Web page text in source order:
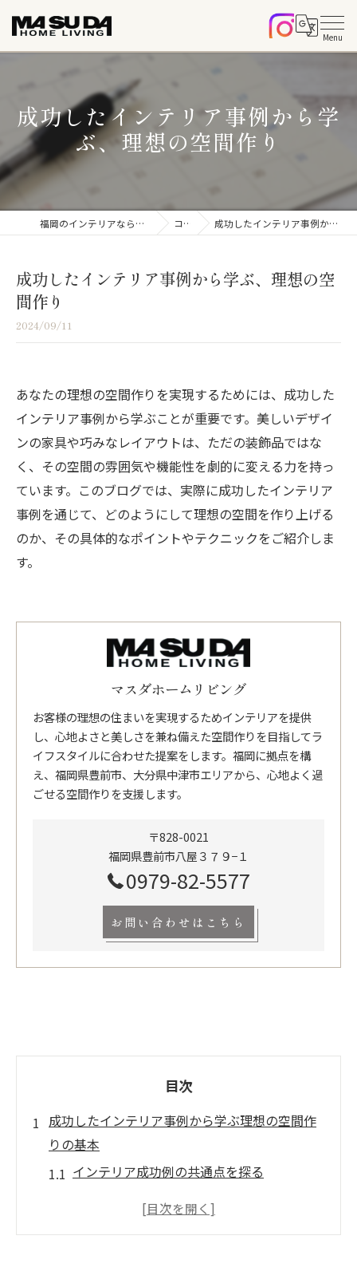
成功したインテリア事例から学
ぶ、理想の空間作り
福岡のインテリアならマスダホームリビング コラム 成功したインテリア事例から学ぶ、理想の空間作り
成功したインテリア事例から学ぶ、理想の空
間作り
2024/09/11
あなたの理想の空間作りを実現するためには、成功した
インテリア事例から学ぶことが重要です。美しいデザイ
ンの家具や巧みなレイアウトは、ただの装飾品ではな
く、その空間の雰囲気や機能性を劇的に変える力を持っ
ています。このブログでは、実際に成功したインテリア
事例を通じて、どのようにして理想の空間を作り上げる
のか、その具体的なポイントやテクニックをご紹介しま
す。
マスダホームリビング
お客様の理想の住まいを実現するためインテリアを提供
し、心地よさと美しさを兼ね備えた空間作りを目指してラ
イフスタイルに合わせた提案をします。福岡に拠点を構
え、福岡県豊前市、大分県中津市エリアから、心地よく過
ごせる空間作りを支援します。
〒828-0021
福岡県豊前市八屋３７９−１
0979-82-5577
お問い合わせはこちら
目次
成功したインテリア事例から学ぶ理想の空間作
りの基本
インテリア成功例の共通点を探る
理想の空間作りに欠かせない要素とは